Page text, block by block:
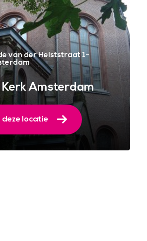
van der Helststraat 1-
Kerk Amsterdam
deze locatie